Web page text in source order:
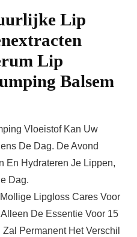
Lip
Lip
Balsem
Vloeistof Kan Uw
De Dag. De Avond
En Hydrateren Je Lippen,
Dag.
Lipgloss Cares Voor
De Essentie Voor 15
Permanent Het Verschil